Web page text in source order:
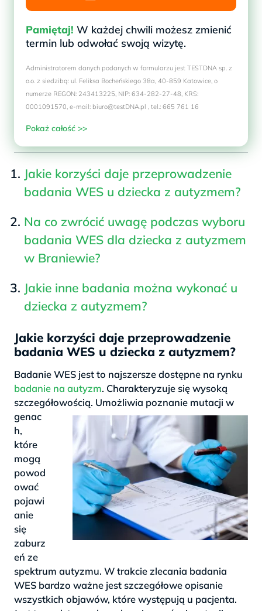
Pamiętaj! W każdej chwili możesz zmienić
termin lub odwołać swoją wizytę.
Administratorem danych podanych w formularzu jest TESTDNA sp. z
o.o. z siedzibą: ul. Feliksa Bocheńskiego 38a, 40-859 Katowice, o
numerze REGON: 243413225, NIP: 634-282-27-48, KRS:
0001091570, e-mail: biuro@testDNA.pl , tel.: 665 761 16
Pokaż całość >>
Jakie korzyści daje przeprowadzenie
badania WES u dziecka z autyzmem?
Na co zwrócić uwagę podczas wyboru
badania WES dla dziecka z autyzmem
w Braniewie?
Jakie inne badania można wykonać u
dziecka z autyzmem?
Jakie korzyści daje przeprowadzenie
badania WES u dziecka z autyzmem?
Badanie WES jest to najszersze dostępne na rynku
badanie na autyzm. Charakteryzuje się wysoką
szczegółowością. Umożliwia poznanie mutacji w
genac
h,
które
mogą
powod
ować
pojawi
anie
się
zaburz
eń ze
spektrum autyzmu. W trakcie zlecania badania
WES bardzo ważne jest szczegółowe opisanie
wszystkich objawów, które występują u pacjenta.